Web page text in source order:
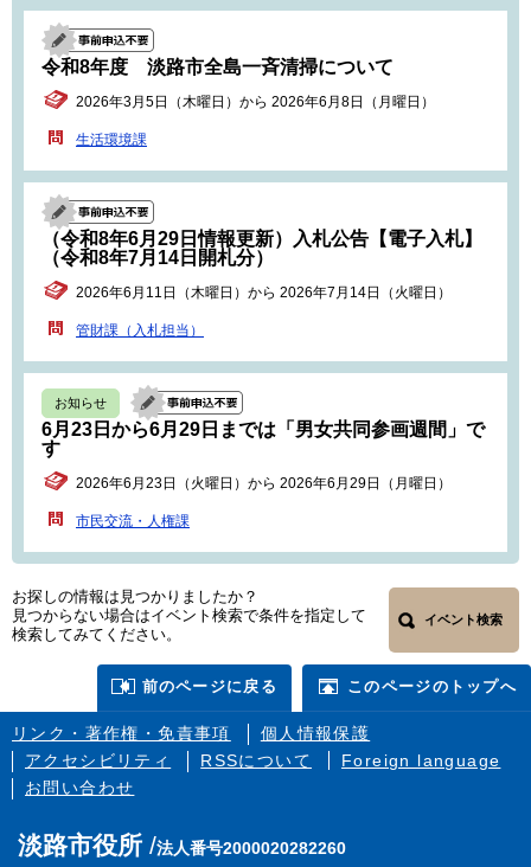
令和8年度 淡路市全島一斉清掃について
2026年3月5日（木曜日）から 2026年6月8日（月曜日）
生活環境課
（令和8年6月29日情報更新）入札公告【電子入札】
（令和8年7月14日開札分）
2026年6月11日（木曜日）から 2026年7月14日（火曜日）
管財課（入札担当）
お知らせ
6月23日から6月29日までは「男女共同参画週間」で
す
2026年6月23日（火曜日）から 2026年6月29日（月曜日）
市民交流・人権課
お探しの情報は見つかりましたか？
見つからない場合はイベント検索で条件を指定して
検索してみてください。
イベント検索
前のページに戻る このページのトップへ
リンク・著作権・免責事項
個人情報保護
アクセシビリティ
RSSについて
Foreign language
お問い合わせ
淡路市役所 法人番号2000020282260